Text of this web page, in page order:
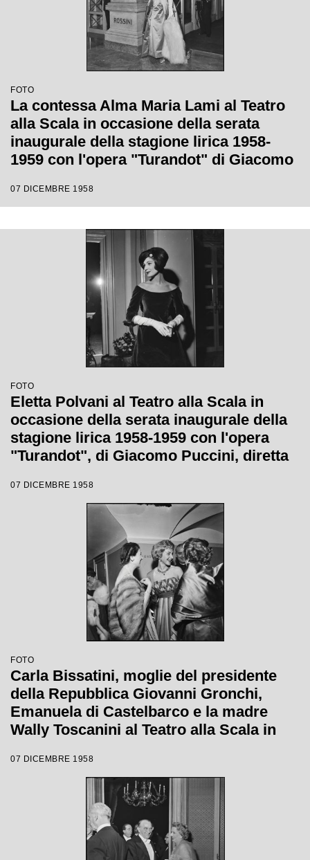
FOTO
La contessa Alma Maria Lami al Teatro
alla Scala in occasione della serata
inaugurale della stagione lirica 1958-
1959 con l'opera "Turandot" di Giacomo
regia di Margherita Walmann
07 DICEMBRE 1958
FOTO
Eletta Polvani al Teatro alla Scala in
occasione della serata inaugurale della
stagione lirica 1958-1959 con l'opera
"Turandot", di Giacomo Puccini, diretta
Margherita Wallmann
07 DICEMBRE 1958
FOTO
Carla Bissatini, moglie del presidente
della Repubblica Giovanni Gronchi,
Emanuela di Castelbarco e la madre
Wally Toscanini al Teatro alla Scala in
stagione lirica 1958-1959 con l'opera
"Turandot", di Giacomo Puccini, diretta
da Antonino Votto con la regia di
Margherita Wallmann
07 DICEMBRE 1958